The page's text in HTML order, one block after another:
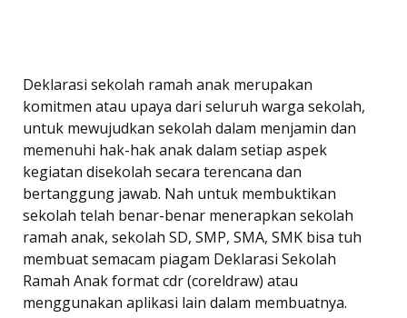
Deklarasi sekolah ramah anak merupakan
komitmen atau upaya dari seluruh warga sekolah,
untuk mewujudkan sekolah dalam menjamin dan
memenuhi hak-hak anak dalam setiap aspek
kegiatan disekolah secara terencana dan
bertanggung jawab. Nah untuk membuktikan
sekolah telah benar-benar menerapkan sekolah
ramah anak, sekolah SD, SMP, SMA, SMK bisa tuh
membuat semacam piagam Deklarasi Sekolah
Ramah Anak format cdr (coreldraw) atau
menggunakan aplikasi lain dalam membuatnya.